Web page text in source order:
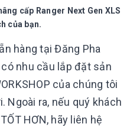
cấp Ranger Next Gen XLS
của bạn.
hàng tại Đăng Pha
nhu cầu lắp đặt sản
của chúng tôi
Ngoài ra, nếu quý khách
HƠN, hãy liên hệ